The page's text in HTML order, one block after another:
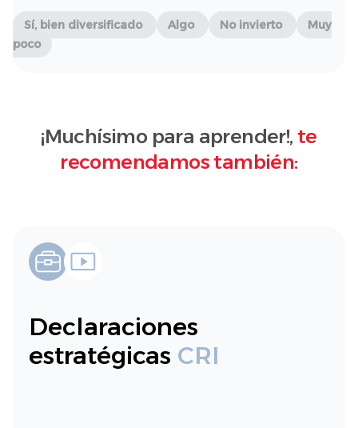
Sí, bien diversificado Algo No invierto
Muy
poco
¡Muchísimo para aprender!, te
recomendamos también:
Declaraciones
estratégicas CRI